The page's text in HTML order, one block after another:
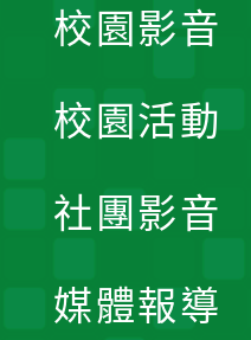
校園影音
校園活動
社團影音
媒體報導